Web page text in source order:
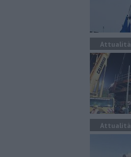
Attualità
Attualità